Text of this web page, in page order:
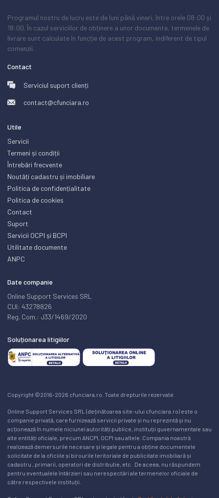
Programul nostru de lucru este de luni până vineri, între orele 08:00 și
18:00. În cazul serviciilor de obținere a unor documente, termenele de
livrare sunt calculate în funcție de acest program, indiferent de tipul
comenzii.
Contact
Serviciul suport clienți
contact@cfunciara.ro
Utile
Servicii
Termeni și condiții
Întrebări frecvente
Noutăți cadastru și imobiliare
Politica de confidențialitate
Politica de cookies
Contact
Suport
Servicii OCPI și BCPI
Utilitate documente
ANPC
Date companie
Online Support Services SRL
CUI: 43278826
Reg. Com.: J33/1469/2020
Soluționarea litigiilor
Copyright ©2016-2026 cfunciara.ro. Toate drepturile rezervate.
Online Support Services SRL (deținătoarea site-ului cfunciara.ro) este o
companie privată, care furnizează servicii private și nu reprezintă și nu
acționează în numele niciunei autorități publice, instituții guvernamentale sau
alte entități oficiale, precum ANCPI, OCPI sau altele. Compania noastră
realizează demersurile necesare și legale pentru a obține documentele
solicitate de la oficiile și birourile teritoriale de publicitate imobiliară și
cadastru , primarii, operatori de distributie, etc . De aceea, nu răspundem
pentru eventualele întârzieri sau nerespectări ale termenelor oficiale de
către respectivele instituții.